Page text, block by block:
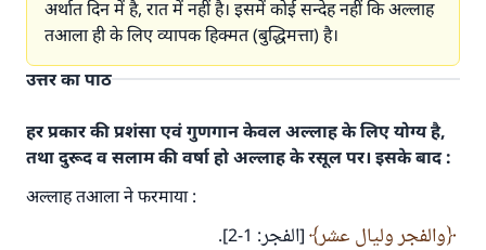
अर्थात दिन में है, रात में नहीं है। इसमें कोई सन्देह नहीं कि अल्लाह
तआला ही के लिए व्यापक हिक्मत (बुद्धिमत्ता) है।
उत्तर का पाठ
हर प्रकार की प्रशंसा एवं गुणगान केवल अल्लाह के लिए योग्य है,
तथा दुरूद व सलाम की वर्षा हो अल्लाह के रसूल पर। इसके बाद :
अल्लाह तआला ने फरमाया :
والفجر وليال عشر
[الفجر: 1-2].